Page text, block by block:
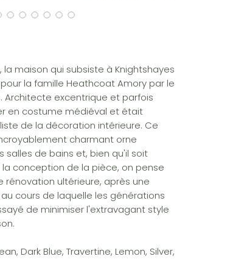
la maison qui subsiste à Knightshayes
la famille Heathcoat Amory par le
Architecte excentrique et parfois
en costume médiéval et était
de la décoration intérieure. Ce
charmant orne
salles de bains et, bien qu'il soit
conception de la pièce, on pense
rénovation ultérieure, après une
cours de laquelle les générations
de minimiser l'extravagant style
Dark Blue, Travertine, Lemon, Silver,